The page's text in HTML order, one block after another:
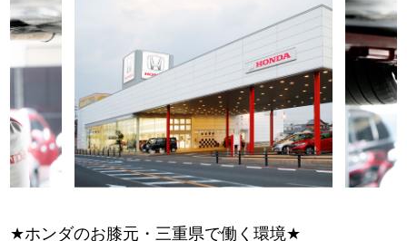
★ホンダのお膝元・三重県で働く環境★